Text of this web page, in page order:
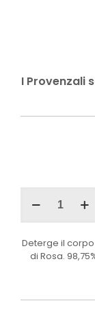
I Provenzali
Provenzali
Rosa
g
Deterge il
di Rosa.